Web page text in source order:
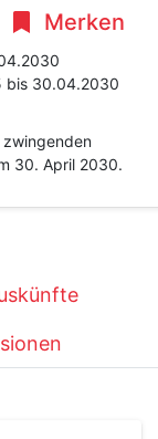
Merken
bis 30.04.2030
30. April 2030.